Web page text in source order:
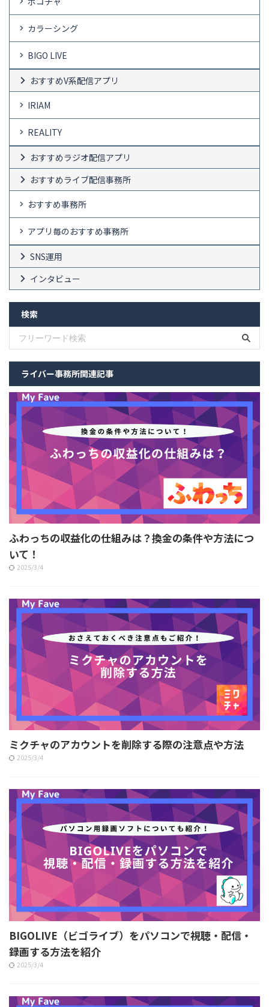
カラーシング
BIGO LIVE
おすすめV系配信アプリ
IRIAM
REALITY
おすすめラジオ配信アプリ
おすすめライブ配信事務所
おすすめ事務所
アプリ毎のおすすめ事務所
SNS運用
インタビュー
検索
ライバー事務所関連記事
ふわっちの収益化の仕組みは？換金の条件や方法につ
いて！
2025/3/4
ミクチャのアカウントを削除する際の注意点や方法
2025/3/4
BIGOLIVE（ビゴライブ）をパソコンで視聴・配信・
録画する方法を紹介
2025/3/4